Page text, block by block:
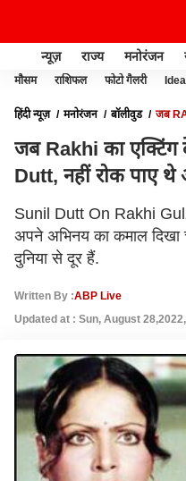
न्यूज़ राज्य मनोरंजन
मौसम राशिफल फोटो गैलरी
हिंदी न्यूज़ मनोरंजन बॉलीवुड
जब
जब Rakhi का
Dutt, नहीं रोक पाए
Sunil Dutt On Rakhi
अपने अभिनय का कमाल दिखा
दुनिया से दूर हैं.
Written By :ABP Live
Updated at : Sun, August